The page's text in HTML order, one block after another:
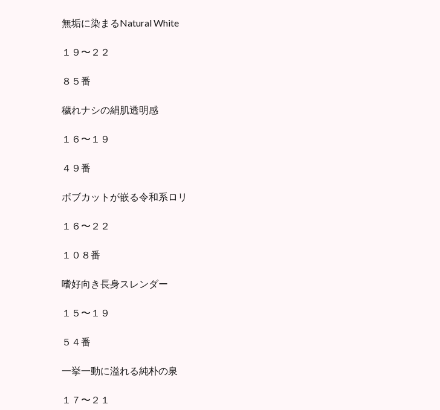
無垢に染まるNatural White
１９〜２２
８５番
穢れナシの絹肌透明感
１６〜１９
４９番
ボブカットが嵌る令和系ロリ
１６〜２２
１０８番
嗜好向き長身スレンダー
１５〜１９
５４番
一挙一動に溢れる純朴の泉
１７〜２１